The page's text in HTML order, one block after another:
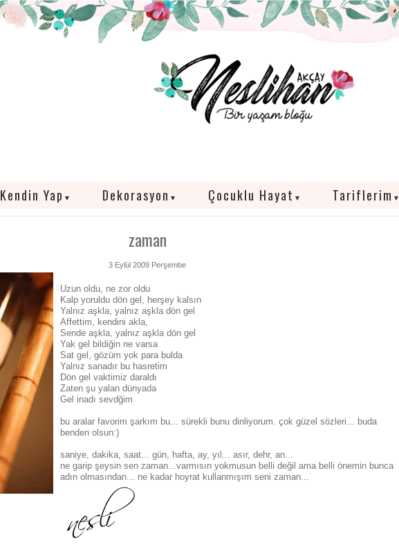
Kendin Yap ▼ Dekorasyon ▼ Çocuklu Hayat ▼ Tariflerim ▼
zaman
3 Eylül 2009 Perşembe
Uzun oldu, ne zor oldu
Kalp yoruldu dön gel, herşey kalsın
Yalnız aşkla, yalnız aşkla dön gel
Affettim, kendini akla,
Sende aşkla, yalnız aşkla dön gel
Yak gel bildiğin ne varsa
Sat gel, gözüm yok para bulda
Yalnız sanadır bu hasretim
Dön gel vaktimiz daraldı
Zaten şu yalan dünyada
Gel inadı sevdğim
bu aralar favorim şarkım bu... sürekli bunu dinliyorum. çok güzel sözleri... buda
benden olsun:)
saniye, dakika, saat... gün, hafta, ay, yıl... asır, dehr, an...
ne garip şeysin sen zaman...varmısın yokmusun belli değil ama belli önemin bunca
adın olmasından... ne kadar hoyrat kullanmışım seni zaman...